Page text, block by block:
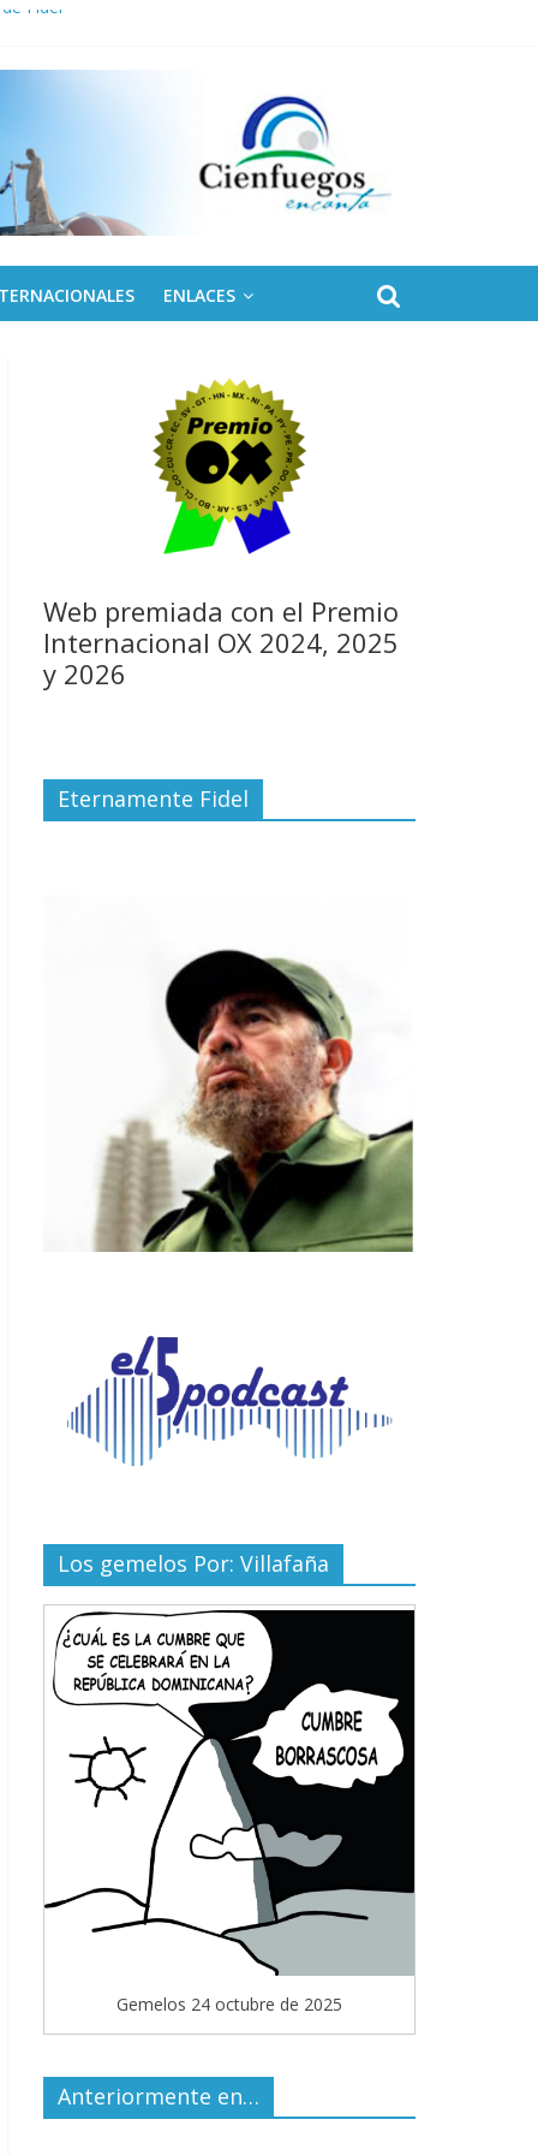
Fidel
ENLACES
Web premiada con el Premio
Internacional OX 2024, 2025
y 2026
Eternamente Fidel
Los gemelos Por: Villafaña
Gemelos 24 octubre de 2025
Anteriormente en…